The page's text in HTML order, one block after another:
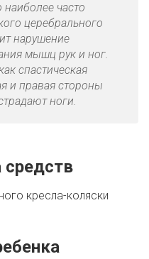
наиболее часто
церебрального
нарушение
мышц рук и ног.
спастическая
и правая стороны
ноги.
средств
кресла-коляски